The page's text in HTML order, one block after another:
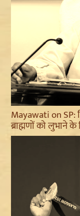
Mayawati on SP:
ब्राह्मणों को लुभाने